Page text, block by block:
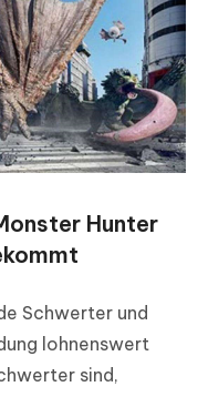
Hunter
Schwerter und
lohnenswert
sind,